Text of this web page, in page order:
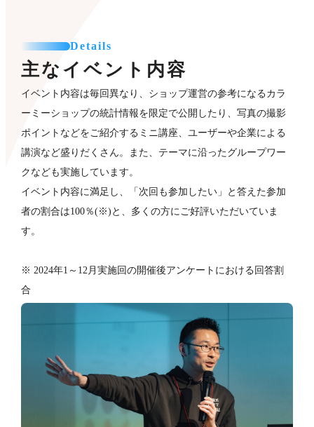
Details
主なイベント内容
イベント内容は毎回異なり、ショップ運営の参考になるカラ
ーミーショップの統計情報を限定で公開したり、写真の撮影
ポイントなどをご紹介するミニ講座、ユーザーや企業による
講演など盛りだくさん。また、テーマに沿ったグループワー
クなども​実施しています。
イベント内容に満足し、「次回も参加したい」と答えた参加
者の割合は100％(※)と、多くの方にご好評いただいていま
す。
※ 2024年1～12月実施回の開催後アンケートにおける回答割
合